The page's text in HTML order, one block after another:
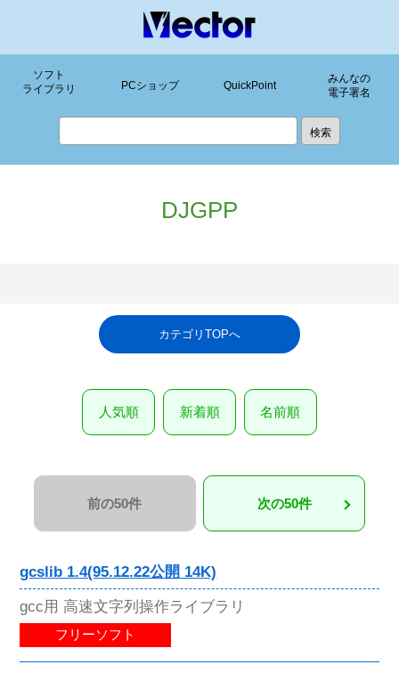
ソフト
ライブラリ
PCショップ QuickPoint
みんなの
電子署名
DJGPP
カテゴリTOPへ
人気順 新着順 名前順
前の50件 次の50件
gcslib 1.4(95.12.22公開 14K)
gcc用 高速文字列操作ライブラリ
フリーソフト